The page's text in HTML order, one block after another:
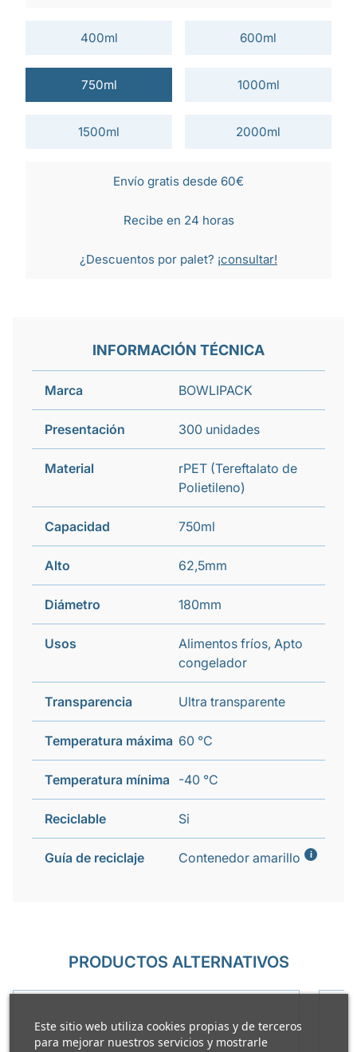
Este sitio web utiliza cookies propias y de terceros
para mejorar nuestros servicios y mostrarle
400ml 600ml
750ml 1000ml
1500ml 2000ml
Envío gratis desde 60€
Recibe en 24 horas
¿Descuentos por palet? ¡consultar!
INFORMACIÓN TÉCNICA
Marca BOWLIPACK
Presentación 300 unidades
Material
rPET (Tereftalato de
Polietileno)
Capacidad 750ml
Alto 62,5mm
Diámetro 180mm
Usos
Alimentos fríos, Apto
congelador
Transparencia Ultra transparente
Temperatura máxima 60 °C
Temperatura mínima -40 °C
Reciclable Si
Guía de reciclaje Contenedor amarillo i
PRODUCTOS ALTERNATIVOS